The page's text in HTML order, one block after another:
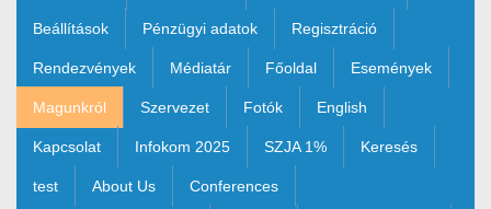
Beállítások Pénzügyi adatok Regisztráció
Rendezvények Médiatár Főoldal Események
Magunkról Szervezet Fotók English
Kapcsolat Infokom 2025 SZJA 1% Keresés
test About Us Conferences